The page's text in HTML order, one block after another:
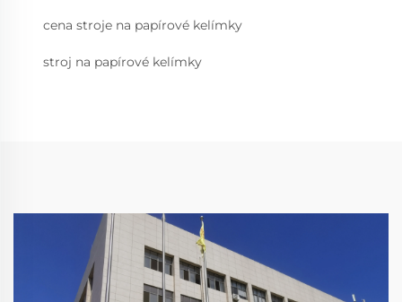
cena stroje na papírové kelímky
stroj na papírové kelímky